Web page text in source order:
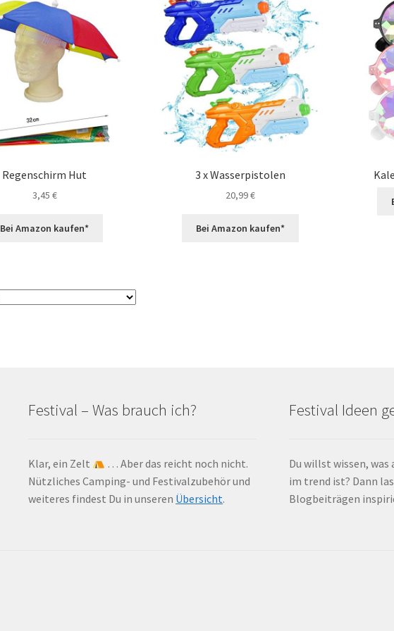
Regenschirm Hut
3,45 €
Bei Amazon kaufen*
3 x Wasserpistolen
20,99€
Bei Amazon kaufen*
Festival – Was brauch ich?
Klar, ein Zelt
… Aber das reicht noch nicht.
Nützliches Camping- und Festivalzubehör und
weiteres findest Du in unseren Übersicht.
Festival Ideen
Du willst wissen, was
im trend ist? Dann
Blogbeiträgen